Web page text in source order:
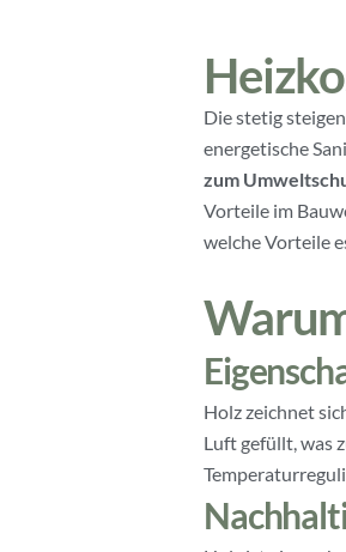
Die stetig
energetische
zum
Vorteile im
welche Vorteile
Holz zeichnet
Luft gefüllt, was